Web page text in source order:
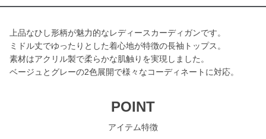
上品なひし形柄が魅力的なレディースカーディガンです。
ミドル丈でゆったりとした着心地が特徴の長袖トップス。
素材はアクリル製で柔らかな肌触りを実現しました。
ベージュとグレーの2色展開で様々なコーディネートに対応。
POINT
アイテム特徴